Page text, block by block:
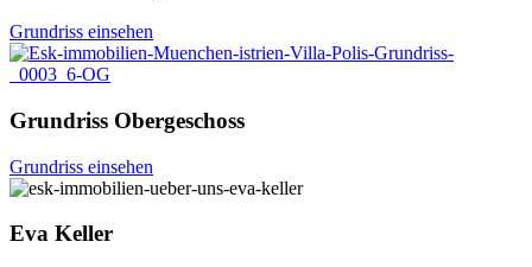
Grundriss einsehen
Grundriss Obergeschoss
Grundriss einsehen
Eva Keller